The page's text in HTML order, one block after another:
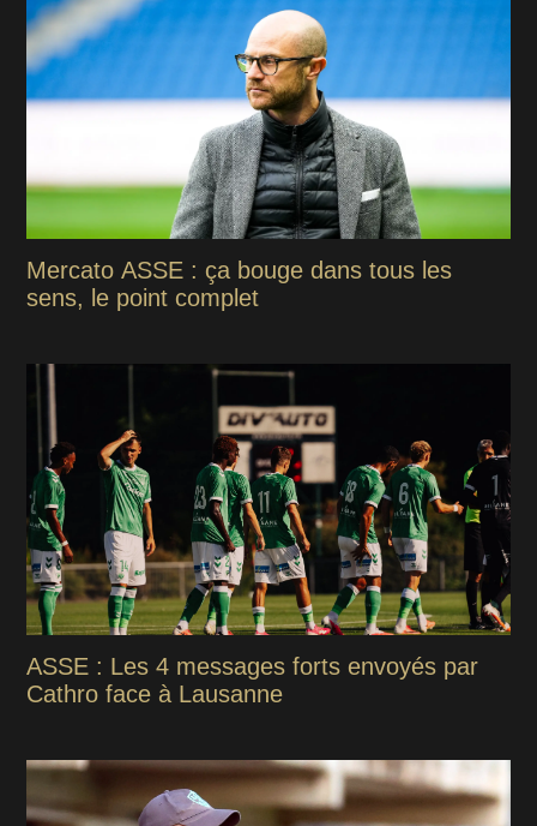
Mercato ASSE : ça bouge dans tous les
sens, le point complet
ASSE : Les 4 messages forts envoyés par
Cathro face à Lausanne